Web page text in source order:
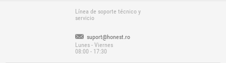
Línea de soporte técnico y
servicio
suport@honest.ro
Lunes - Viernes
08:00 - 17:30